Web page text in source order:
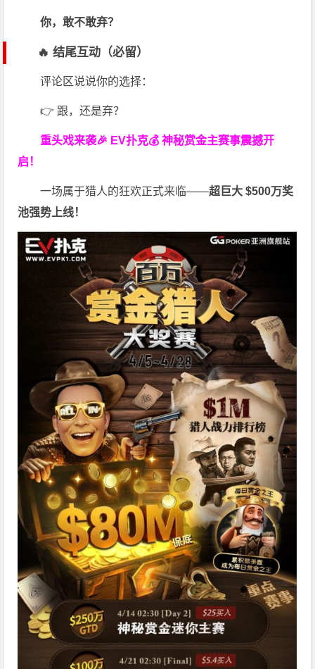
你，敢不敢弃？
🔥 结尾互动（必留）
评论区说说你的选择：
👉 跟，还是弃？
重头戏来袭🎉 EV扑克💰 神秘赏金主赛事震撼开
启！
一场属于猎人的狂欢正式来临——超巨大 $500万奖
池强势上线！